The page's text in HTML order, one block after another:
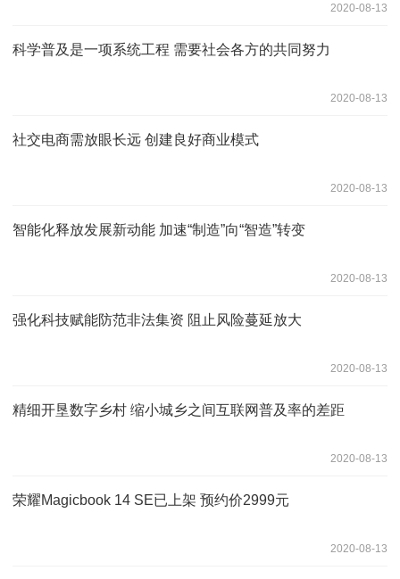
2020-08-13
科学普及是一项系统工程 需要社会各方的共同努力
2020-08-13
社交电商需放眼长远 创建良好商业模式
2020-08-13
智能化释放发展新动能 加速“制造”向“智造”转变
2020-08-13
强化科技赋能防范非法集资 阻止风险蔓延放大
2020-08-13
精细开垦数字乡村 缩小城乡之间互联网普及率的差距
2020-08-13
荣耀Magicbook 14 SE已上架 预约价2999元
2020-08-13